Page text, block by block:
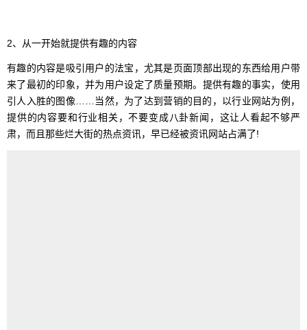
2、从一开始就提供有趣的内容
有趣的内容是吸引用户的法宝，尤其是页面顶部出现的东西给用户带
来了最初的印象，并为用户设定了质量预期。提供有趣的事实，使用
引人入胜的图像……当然，为了达到营销的目的，以行业网站为例，
提供的内容要和行业相关，不要变成八卦新闻，这让人看起不够严
肃，而且那些烂大街的热点资讯，早已经被资讯网站占满了!